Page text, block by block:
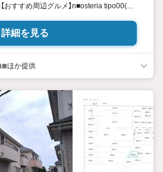
おすすめ周辺グルメ】n■osteria tipo00(徒
り、一皿一皿が丁寧に作られているお店
詳細を見る
ほか提供